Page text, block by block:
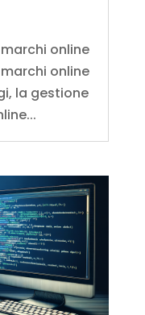
online
online
la gestione